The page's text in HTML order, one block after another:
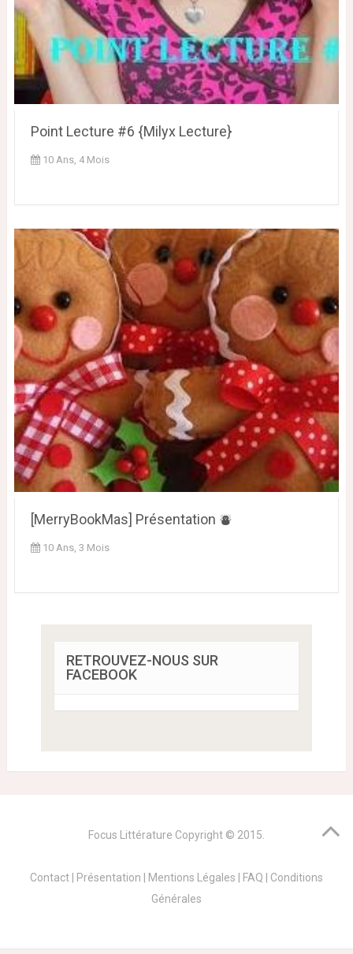
Point Lecture #6 {Milyx Lecture}
10 Ans, 4 Mois
[MerryBookMas] Présentation ⛇
10 Ans, 3 Mois
RETROUVEZ-NOUS SUR
FACEBOOK
Focus Littérature Copyright © 2015.
Contact Présentation Mentions Légales FAQ
Conditions
Générales